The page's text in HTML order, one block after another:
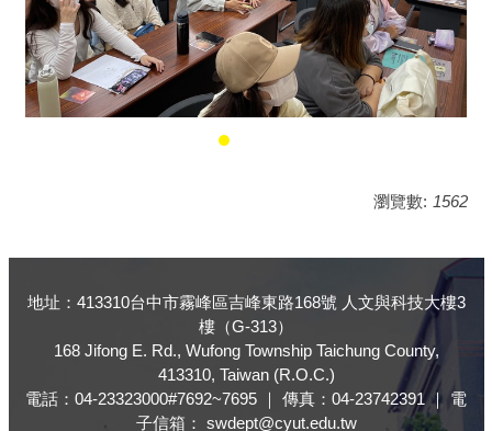
瀏覽數: 1562
地址：413310台中市霧峰區吉峰東路168號 人文與科技大樓3
樓（G-313）
168 Jifong E. Rd., Wufong Township Taichung County,
413310, Taiwan (R.O.C.)
電話：04-23323000#7692~7695 ｜ 傳真：04-23742391 ｜ 電
子信箱： swdept@cyut.edu.tw